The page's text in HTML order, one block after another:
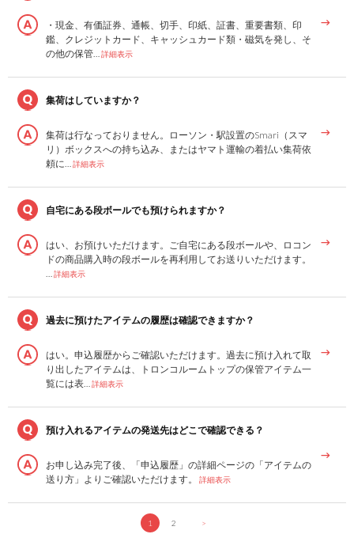
・現金、有価証券、通帳、切手、印紙、証書、重要書類、印
鑑、クレジットカード、キャッシュカード類・磁気を発し、そ
の他の保管…詳細表示
集荷はしていますか？
集荷は行なっておりません。ローソン・駅設置のSmari（スマ
リ）ボックスへの持ち込み、またはヤマト運輸の着払い集荷依
頼に…詳細表示
自宅にある段ボールでも預けられますか？
はい、お預けいただけます。ご自宅にある段ボールや、ロコン
ドの商品購入時の段ボールを再利用してお送りいただけます。
…詳細表示
過去に預けたアイテムの履歴は確認できますか？
はい。申込履歴からご確認いただけます。過去に預け入れて取
り出したアイテムは、トロンコルームトップの保管アイテム一
覧には表…詳細表示
預け入れるアイテムの発送先はどこで確認できる？
お申し込み完了後、「申込履歴」の詳細ページの「アイテムの
送り方」よりご確認いただけます。
詳細表示
1 2 >